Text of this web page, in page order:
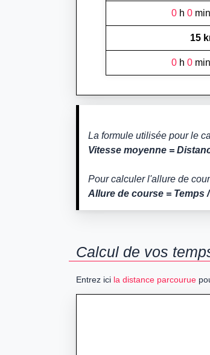
0 h 0 min
15
0 h 0 min
La formule utilisée pour le
Vitesse moyenne =
Pour calculer l'allure de
Allure de course = Temps
Calcul de vos
Entrez ici la distance parcourue